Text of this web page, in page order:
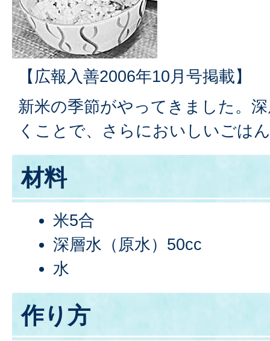
【広報入善2006年10月号掲載】
新米の季節がやってきました。
くことで、さらにおいしいごは
材料
米5合
深層水（原水）50cc
水
作り方